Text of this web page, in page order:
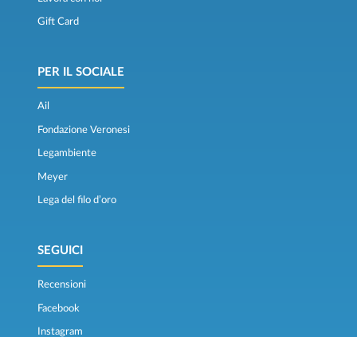
Gift Card
PER IL SOCIALE
Ail
Fondazione Veronesi
Legambiente
Meyer
Lega del filo d’oro
SEGUICI
Recensioni
Facebook
Instagram